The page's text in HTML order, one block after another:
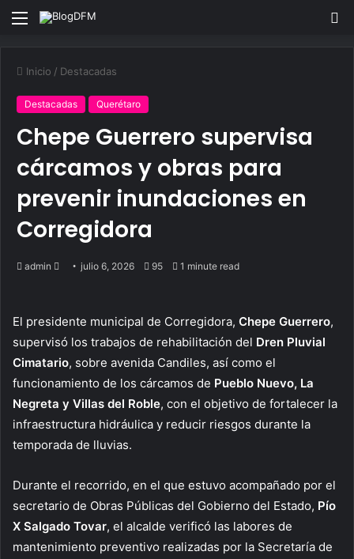
Menu
Inicio / Destacadas
Destacadas Querétaro
Chepe Guerrero supervisa
cárcamos y obras para
prevenir inundaciones en
Corregidora
admin
Sendjulio 6, 2026 95 1 minute read
El presidente municipal de Corregidora, Chepe Guerrero,
supervisó los trabajos de rehabilitación del Dren Pluvial
Cimatario, sobre avenida Candiles, así como el
funcionamiento de los cárcamos de Pueblo Nuevo, La
Negreta y Villas del Roble, con el objetivo de fortalecer la
infraestructura hidráulica y reducir riesgos durante la
temporada de lluvias.
Durante el recorrido, en el que estuvo acompañado por el
secretario de Obras Públicas del Gobierno del Estado, Pío
X Salgado Tovar, el alcalde verificó las labores de
mantenimiento preventivo realizadas por la Secretaría de